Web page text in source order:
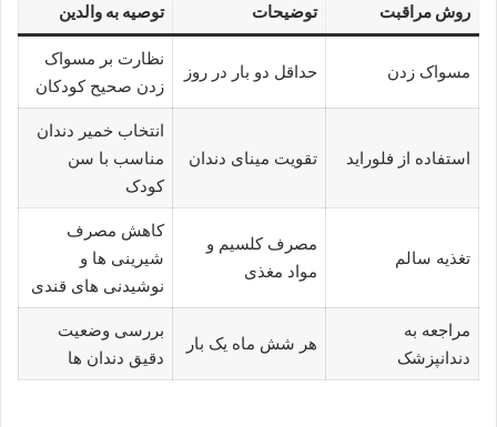
روش مراقبت توضیحات توصیه به والدین
مسواک زدن حداقل دو بار در روز
نظارت بر مسواک
زدن صحیح کودکان
استفاده از فلوراید تقویت مینای دندان
انتخاب خمیر دندان
مناسب با سن
کودک
تغذیه سالم
مصرف کلسیم و
مواد مغذی
کاهش مصرف
شیرینی ها و
نوشیدنی های قندی
مراجعه به
دندانپزشک
هر شش ماه یک بار
بررسی وضعیت
دقیق دندان ها